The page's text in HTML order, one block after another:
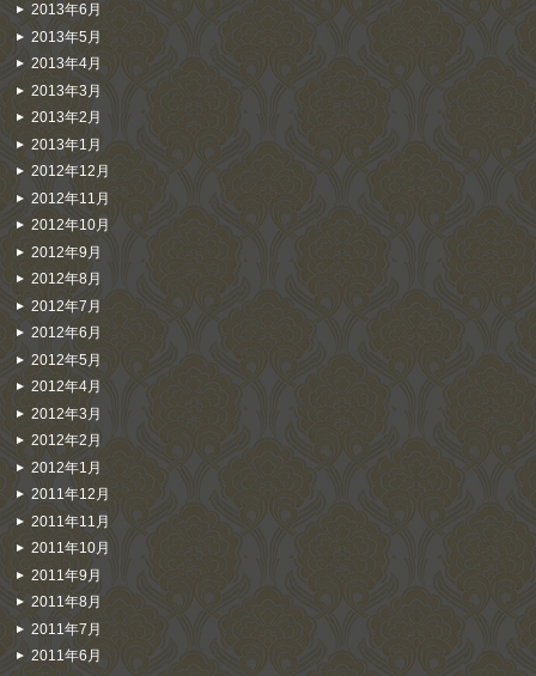
2013年6月
2013年5月
2013年4月
2013年3月
2013年2月
2013年1月
2012年12月
2012年11月
2012年10月
2012年9月
2012年8月
2012年7月
2012年6月
2012年5月
2012年4月
2012年3月
2012年2月
2012年1月
2011年12月
2011年11月
2011年10月
2011年9月
2011年8月
2011年7月
2011年6月